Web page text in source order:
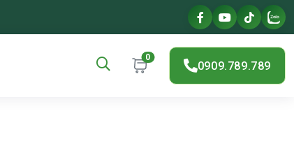
0
0909.789.789